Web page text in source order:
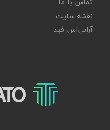
نقشه سایت
آر‌اس‌اس فید
تکراتو – زندگی با تکنولوژی